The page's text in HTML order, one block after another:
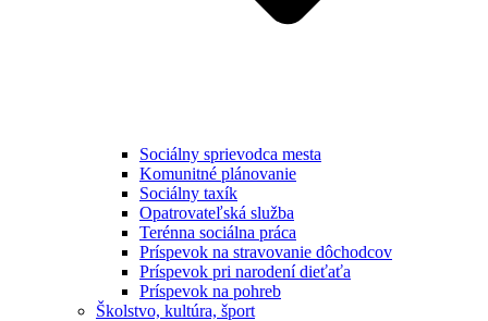
Sociálny sprievodca mesta
Komunitné plánovanie
Sociálny taxík
Opatrovateľská služba
Terénna sociálna práca
Príspevok na stravovanie dôchodcov
Príspevok pri narodení dieťaťa
Príspevok na pohreb
Školstvo, kultúra, šport